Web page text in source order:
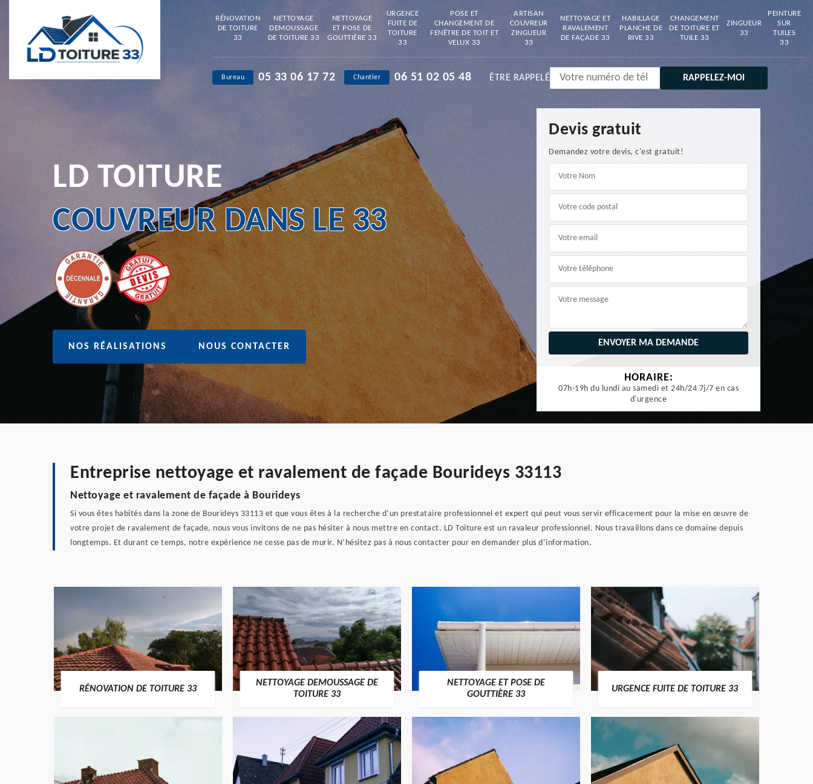
RÉNOVATION
DE TOITURE
33
NETTOYAGE
DEMOUSSAGE
DE TOITURE 33
NETTOYAGE
ET POSE DE
GOUTTIÈRE 33
URGENCE
FUITE DE
TOITURE
33
POSE ET
CHANGEMENT DE
FENÊTRE DE TOIT ET
VELUX 33
ARTISAN
COUVREUR
ZINGUEUR
33
NETTOYAGE ET
RAVALEMENT
DE FAÇADE 33
HABILLAGE
PLANCHE DE
RIVE 33
CHANGEMENT
DE TOITURE ET
TUILE 33
ZINGUEUR
33
PEINTURE
SUR
TUILES
33
Bureau 05 33 06 17 72 Chantier 06 51 02 05 48 ÊTRE RAPPELÉ
LD TOITURE
COUVREUR DANS LE 33
NOS RÉALISATIONS NOUS CONTACTER
Devis gratuit
Demandez votre devis, c'est gratuit!
HORAIRE:
07h-19h du lundi au samedi et 24h/24 7j/7 en cas
d'urgence
Entreprise nettoyage et ravalement de façade Bourideys 33113
Nettoyage et ravalement de façade à Bourideys
Si vous êtes habités dans la zone de Bourideys 33113 et que vous êtes à la recherche d’un prestataire professionnel et expert qui peut vous servir efficacement pour la mise en œuvre de
votre projet de ravalement de façade, nous vous invitons de ne pas hésiter à nous mettre en contact. LD Toiture est un ravaleur professionnel. Nous travaillons dans ce domaine depuis
longtemps. Et durant ce temps, notre expérience ne cesse pas de murir. N’hésitez pas à nous contacter pour en demander plus d’information.
RÉNOVATION DE TOITURE 33
NETTOYAGE DEMOUSSAGE DE
TOITURE 33
NETTOYAGE ET POSE DE
GOUTTIÈRE 33
URGENCE FUITE DE TOITURE 33